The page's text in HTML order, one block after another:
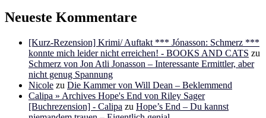
Neueste Kommentare
[Kurz-Rezension] Krimi/ Auftakt *** Jónasson: Schmerz ***
konnte mich leider nicht erreichen! - BOOKS AND CATS zu
Schmerz von Jon Atli Jonasson – Interessante Ermittler, aber
nicht genug Spannung
Nicole zu Die Kammer von Will Dean – Beklemmend
Calipa » Archives Hope's End von Riley Sager
[Buchrezension] - Calipa zu Hope’s End – Du kannst